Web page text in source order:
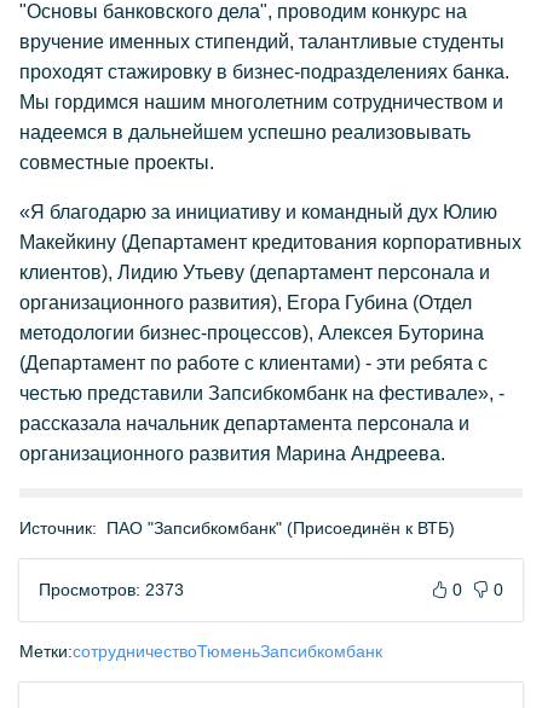
"Основы банковского дела", проводим конкурс на
вручение именных стипендий, талантливые студенты
проходят стажировку в бизнес-подразделениях банка.
Мы гордимся нашим многолетним сотрудничеством и
надеемся в дальнейшем успешно реализовывать
совместные проекты.
«Я благодарю за инициативу и командный дух Юлию
Макейкину (Департамент кредитования корпоративных
клиентов), Лидию Утьеву (департамент персонала и
организационного развития), Егора Губина (Отдел
методологии бизнес-процессов), Алексея Буторина
(Департамент по работе с клиентами) - эти ребята с
честью представили Запсибкомбанк на фестивале», -
рассказала начальник департамента персонала и
организационного развития Марина Андреева.
Источник: ПАО "Запсибкомбанк" (Присоединён к ВТБ)
Просмотров: 2373 0 0
Метки:сотрудничествоТюменьЗапсибкомбанк